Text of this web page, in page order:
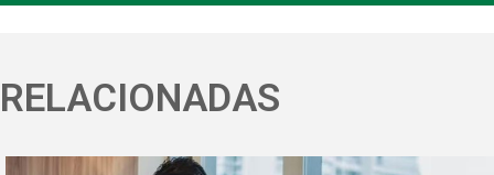
RELACIONADAS